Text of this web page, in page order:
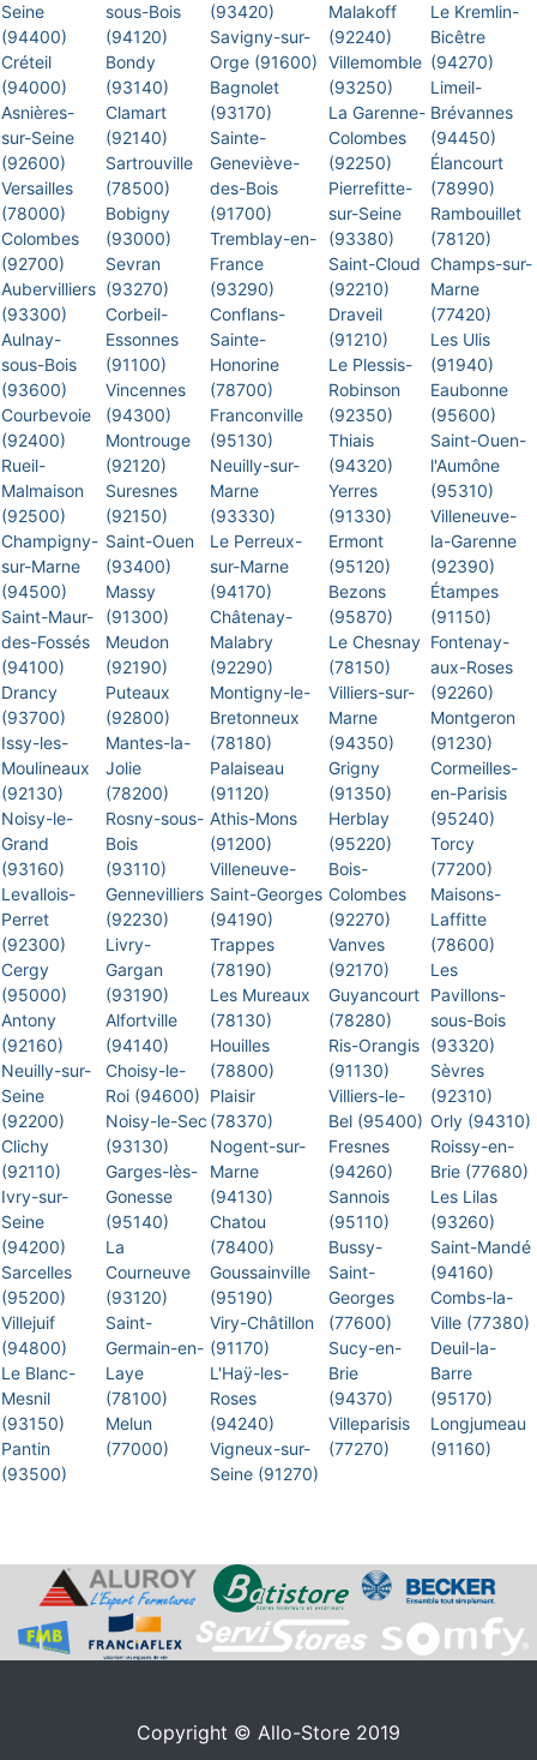
Seine
(94400)
Créteil
(94000)
Asnières-
sur-Seine
(92600)
Versailles
(78000)
Colombes
(92700)
Aubervilliers
(93300)
Aulnay-
sous-Bois
(93600)
Courbevoie
(92400)
Rueil-
Malmaison
(92500)
Champigny-
sur-Marne
(94500)
Saint-Maur-
des-Fossés
(94100)
Drancy
(93700)
Issy-les-
Moulineaux
(92130)
Noisy-le-
Grand
(93160)
Levallois-
Perret
(92300)
Cergy
(95000)
Antony
(92160)
Neuilly-sur-
Seine
(92200)
Clichy
(92110)
Ivry-sur-
Seine
(94200)
Sarcelles
(95200)
Villejuif
(94800)
Le Blanc-
Mesnil
(93150)
Pantin
(93500)
sous-Bois
(94120)
Bondy
(93140)
Clamart
(92140)
Sartrouville
(78500)
Bobigny
(93000)
Sevran
(93270)
Corbeil-
Essonnes
(91100)
Vincennes
(94300)
Montrouge
(92120)
Suresnes
(92150)
Saint-Ouen
(93400)
Massy
(91300)
Meudon
(92190)
Puteaux
(92800)
Mantes-la-
Jolie
(78200)
Rosny-sous-
Bois
(93110)
Gennevilliers
(92230)
Livry-
Gargan
(93190)
Alfortville
(94140)
Choisy-le-
Roi (94600)
Noisy-le-Sec
(93130)
Garges-lès-
Gonesse
(95140)
La
Courneuve
(93120)
Saint-
Germain-en-
Laye
(78100)
Melun
(77000)
(93420)
Savigny-sur-
Orge (91600)
Bagnolet
(93170)
Sainte-
Geneviève-
des-Bois
(91700)
Tremblay-en-
France
(93290)
Conflans-
Sainte-
Honorine
(78700)
Franconville
(95130)
Neuilly-sur-
Marne
(93330)
Le Perreux-
sur-Marne
(94170)
Châtenay-
Malabry
(92290)
Montigny-le-
Bretonneux
(78180)
Palaiseau
(91120)
Athis-Mons
(91200)
Villeneuve-
Saint-Georges
(94190)
Trappes
(78190)
Les Mureaux
(78130)
Houilles
(78800)
Plaisir
(78370)
Nogent-sur-
Marne
(94130)
Chatou
(78400)
Goussainville
(95190)
Viry-Châtillon
(91170)
L'Haÿ-les-
Roses
(94240)
Vigneux-sur-
Seine (91270)
Malakoff
(92240)
Villemomble
(93250)
La Garenne-
Colombes
(92250)
Pierrefitte-
sur-Seine
(93380)
Saint-Cloud
(92210)
Draveil
(91210)
Le Plessis-
Robinson
(92350)
Thiais
(94320)
Yerres
(91330)
Ermont
(95120)
Bezons
(95870)
Le Chesnay
(78150)
Villiers-sur-
Marne
(94350)
Grigny
(91350)
Herblay
(95220)
Bois-
Colombes
(92270)
Vanves
(92170)
Guyancourt
(78280)
Ris-Orangis
(91130)
Villiers-le-
Bel (95400)
Fresnes
(94260)
Sannois
(95110)
Bussy-
Saint-
Georges
(77600)
Sucy-en-
Brie
(94370)
Villeparisis
(77270)
Le Kremlin-
Bicêtre
(94270)
Limeil-
Brévannes
(94450)
Élancourt
(78990)
Rambouillet
(78120)
Champs-sur-
Marne
(77420)
Les Ulis
(91940)
Eaubonne
(95600)
Saint-Ouen-
l'Aumône
(95310)
Villeneuve-
la-Garenne
(92390)
Étampes
(91150)
Fontenay-
aux-Roses
(92260)
Montgeron
(91230)
Cormeilles-
en-Parisis
(95240)
Torcy
(77200)
Maisons-
Laffitte
(78600)
Les
Pavillons-
sous-Bois
(93320)
Sèvres
(92310)
Orly (94310)
Roissy-en-
Brie (77680)
Les Lilas
(93260)
Saint-Mandé
(94160)
Combs-la-
Ville (77380)
Deuil-la-
Barre
(95170)
Longjumeau
(91160)
Copyright © Allo-Store 2019